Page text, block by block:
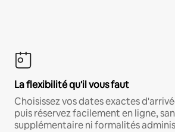
La flexibilité qu'il vous faut
Choisissez vos dates exactes
puis réservez facilement en ligne,
supplémentaire ni formalités